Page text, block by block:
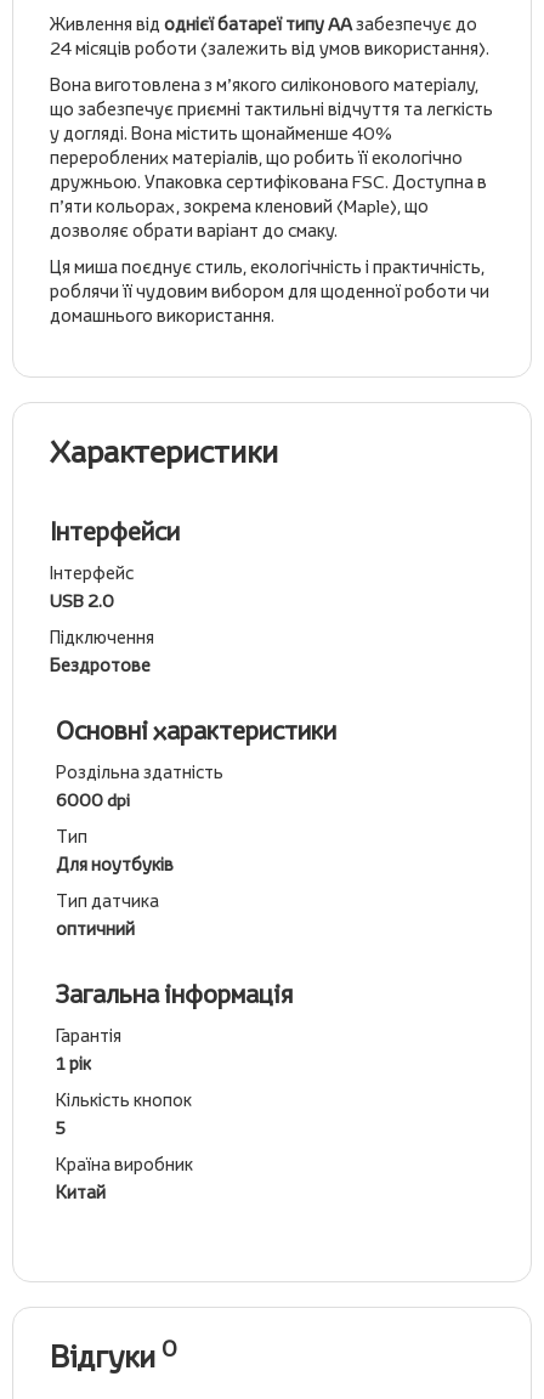
Живлення від однієї батареї типу AAзабезпечує до
24 місяців роботи (залежить від умов використання).
Вона виготовлена з м’якого силіконового матеріалу,
що забезпечує приємні тактильні відчуття та легкість
у догляді. Вона містить щонайменше 40%
перероблених матеріалів, що робить її екологічно
дружньою. Упаковка сертифікована FSC. Доступна в
п’яти кольорах, зокрема кленовий (Maple), що
дозволяє обрати варіант до смаку.
Ця миша поєднує стиль, екологічність і практичність,
роблячи її чудовим вибором для щоденної роботи чи
домашнього використання.
Характеристики
Інтерфейси
Інтерфейс
USB 2.0
Підключення
Бездротове
Основні характеристики
Роздільна здатність
6000 dpi
Тип
Для ноутбуків
Тип датчика
оптичний
Загальна інформація
Гарантія
1 рік
Кількість кнопок
5
Країна виробник
Китай
Відгуки 0